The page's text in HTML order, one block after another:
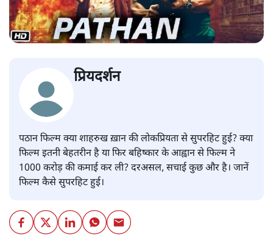
प्रियदर्शन
पठान फिल्म क्या शाहरुख ख़ान की लोकप्रियता से सुपरहिट हुई? क्या
फिल्म इतनी बेहतरीन है या फिर बहिष्कार के आह्वान से फिल्म ने
1000 करोड़ की कमाई कर ली? दरअसल, सचाई कुछ और है। जानें
फिल्म कैसे सुपरहिट हुई।